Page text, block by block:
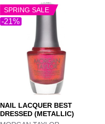
-21%
SPRING SALE
NAIL LACQUER BEST
DRESSED (METALLIC)